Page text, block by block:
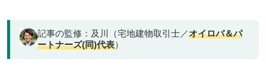
記事の監修：及川（宅地建物取引士／オイロバ＆パ
ートナーズ(同)代表）